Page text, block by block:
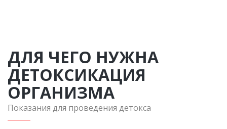
ДЛЯ ЧЕГО НУЖНА
ДЕТОКСИКАЦИЯ
ОРГАНИЗМА
Показания для проведения детокса